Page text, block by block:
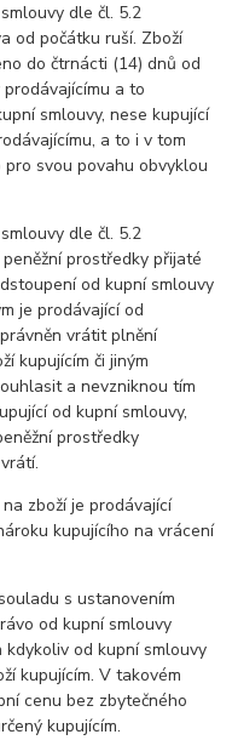
dle čl. 5.2
od počátku ruší. Zboží
do čtrnácti (14) dnů od
a to
smlouvy, nese kupující
a to i v tom
svou povahu obvyklou
dle čl. 5.2
prostředky přijaté
od kupní smlouvy
je prodávající od
vrátit plnění
kupujícím či jiným
a nevzniknou tím
od kupní smlouvy,
prostředky
zboží je prodávající
kupujícího na vrácení
s ustanovením
od kupní smlouvy
od kupní smlouvy
kupujícím. V takovém
cenu bez zbytečného
kupujícím.